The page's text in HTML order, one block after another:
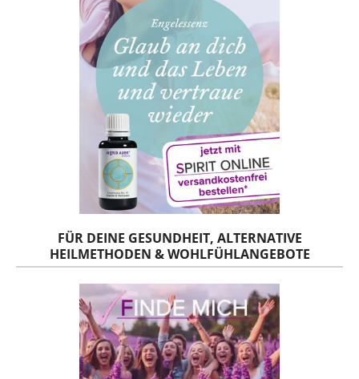
FÜR DEINE GESUNDHEIT, ALTERNATIVE
HEILMETHODEN & WOHLFÜHLANGEBOTE